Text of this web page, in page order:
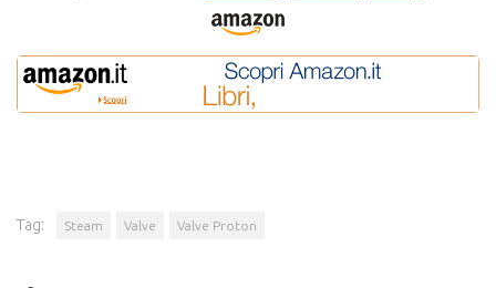
Tag: Steam Valve Valve Proton